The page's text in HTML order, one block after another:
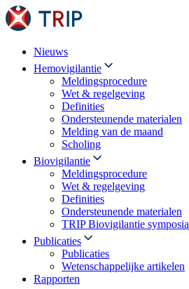
Nieuws
Hemovigilantie
Meldingsprocedure
Wet & regelgeving
Definities
Ondersteunende materialen
Melding van de maand
Scholing
Biovigilantie
Meldingsprocedure
Wet & regelgeving
Definities
Ondersteunende materialen
TRIP Biovigilantie symposia
Publicaties
Publicaties
Wetenschappelijke artikelen
Rapporten